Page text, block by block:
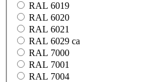
RAL 6019
RAL 6020
RAL 6021
RAL 6029 ca
RAL 7000
RAL 7001
RAL 7004